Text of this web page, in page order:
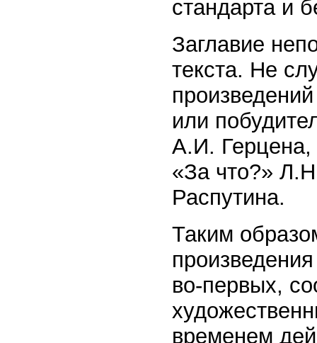
стандарта и
Заглавие
текста. Не
или
А.И. Герцена,
«За что?»
Распутина.
Таким
во-первых,
временем